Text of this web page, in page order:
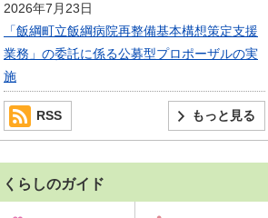
2026年7月23日
「飯綱町立飯綱病院再整備基本構想策定支援
業務」の委託に係る公募型プロポーザルの実
施
もっと見る
RSS
くらしのガイド